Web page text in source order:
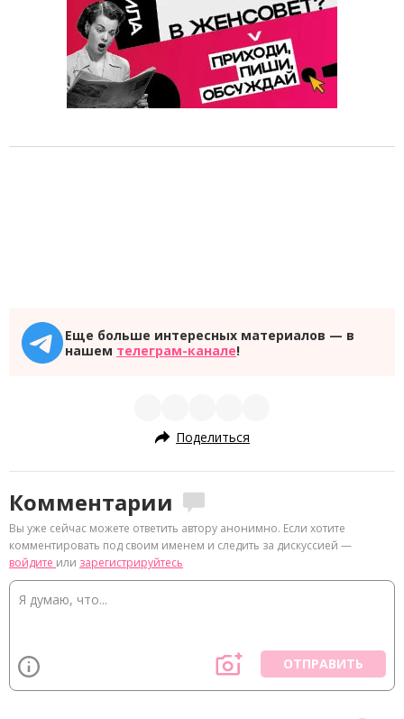
Еще больше интересных материалов — в
нашем телеграм-канале!
Поделиться
Комментарии
Вы уже сейчас можете ответить автору анонимно. Если хотите
комментировать под своим именем и следить за дискуссией —
войдите или зарегистрируйтесь
ОТПРАВИТЬ